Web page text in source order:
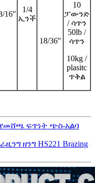
16"
1/4
ኢንች
18/36"
10
ፓውንድ
/ ሳጥን
50lb /
ሳጥን
10kg /
plasitc
ጥቅል
ፍጥነት ጭስ-አልባ
ዘንግ HS221 Brazing